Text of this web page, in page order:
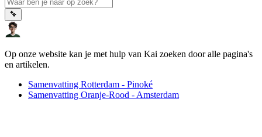
Op onze website kan je met hulp van Kai zoeken door alle pagina's
en artikelen.
Samenvatting Rotterdam - Pinoké
Samenvatting Oranje-Rood - Amsterdam